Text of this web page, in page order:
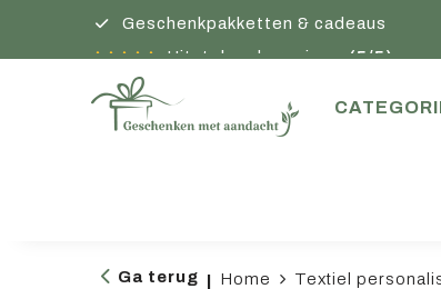
Geschenkpakketten & cadeaus
Uitstekende reviews(5/5)
Ga terug Home Textiel